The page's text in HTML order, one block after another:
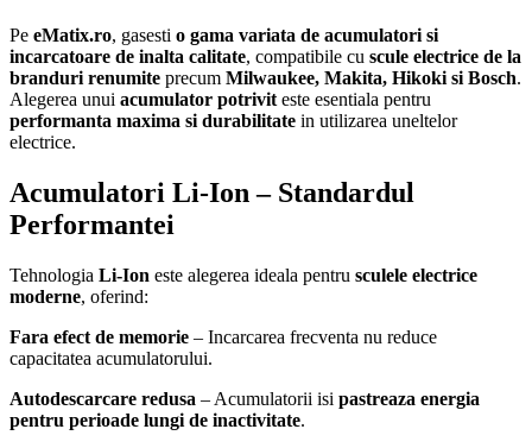
Pe eMatix.ro, gasesti o gama variata de acumulatori si
incarcatoare de inalta calitate, compatibile cu scule electrice de la
branduri renumite precum Milwaukee, Makita, Hikoki si Bosch.
Alegerea unui acumulator potrivit este esentiala pentru
performanta maxima si durabilitate in utilizarea uneltelor
electrice.
Acumulatori Li-Ion – Standardul
Performantei
Tehnologia Li-Ion este alegerea ideala pentru sculele electrice
moderne, oferind:
Fara efect de memorie – Incarcarea frecventa nu reduce
capacitatea acumulatorului.
Autodescarcare redusa – Acumulatorii isi pastreaza energia
pentru perioade lungi de inactivitate.